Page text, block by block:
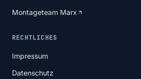
Montageteam Marx
RECHTLICHES
Impressum
Datenschutz